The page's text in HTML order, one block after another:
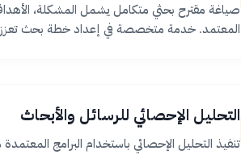
صياغة مقترح بحثي متكامل يشمل المشكلة،
المعتمد. خدمة متخصصة في إعداد خطة بحث تعزز
التحليل الإحصائي للرسائل والأبحاث
تنفيذ التحليل الإحصائي باستخدام البرامج